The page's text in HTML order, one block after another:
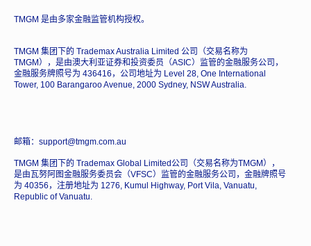
TMGM 是由多家金融监管机构授权。
TMGM 集团下的 Trademax Australia Limited 公司（交易名称为
TMGM），是由澳大利亚证券和投资委员（ASIC）监管的金融服务公司，
金融服务牌照号为 436416，公司地址为 Level 28, One International
Tower, 100 Barangaroo Avenue, 2000 Sydney, NSW Australia.
邮箱：support@tmgm.com.au
TMGM 集团下的 Trademax Global Limited公司（交易名称为TMGM），
是由瓦努阿图金融服务委员会（VFSC）监管的金融服务公司，金融牌照号
为 40356，注册地址为 1276, Kumul Highway, Port Vila, Vanuatu,
Republic of Vanuatu.